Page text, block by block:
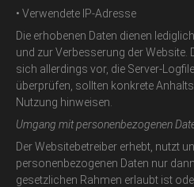
• Verwendete IP-Adresse
Die erhobenen Daten dienen
und zur Verbesserung der Website.
sich allerdings vor, die Server-
überprüfen, sollten konkrete
Nutzung hinweisen.
Umgang mit personenbezogenen
Der Websitebetreiber erhebt, nutzt
personenbezogenen Daten nur
gesetzlichen Rahmen erlaubt ist